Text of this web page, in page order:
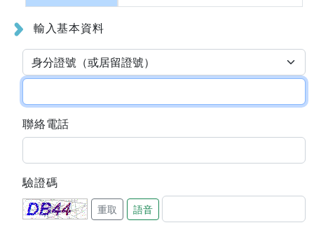
輸入基本資料
聯絡電話
驗證碼
重取 語音